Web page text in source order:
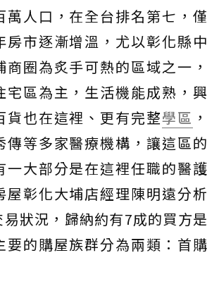
萬人口，在全台排名第七，僅
房市逐漸增溫，尤以彰化縣中
商圈為炙手可熱的區域之一，
宅區為主，生活機能成熟，興
貨也在這裡、更有完整學區 ，
傳等多家醫療機構，讓這區的
一大部分是在這裡任職的醫護
屋彰化大埔店經理陳明遠分析
狀況，歸納約有7成的買方是
要的購屋族群分為兩類：首購